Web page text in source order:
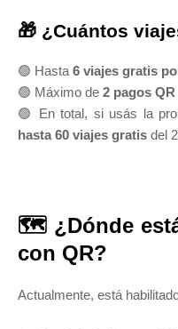
🎁 ¿Cuántos
🟢 Hasta 6 viajes gratis
🟢 Máximo de 2 pagos
🟢 En total, si usás la
hasta 60 viajes gratis del
🗺️ ¿Dónde
con QR?
Actualmente, está